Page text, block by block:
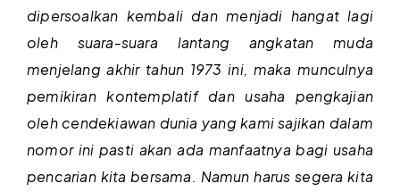
dipersoalkan kembali dan menjadi hangat lagi
oleh suara-suara lantang angkatan muda
menjelang akhir tahun 1973 ini, maka munculnya
pemikiran kontemplatif dan usaha pengkajian
oleh cendekiawan dunia yang kami sajikan dalam
nomor ini pasti akan ada manfaatnya bagi usaha
pencarian kita bersama. Namun harus segera kita